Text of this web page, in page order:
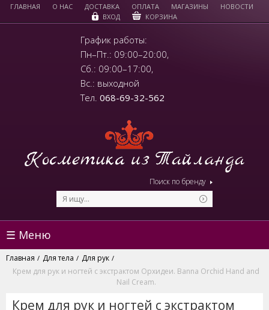
ГЛАВНАЯ О НАС ДОСТАВКА ОПЛАТА МАГАЗИНЫ
НОВОСТИ
ВХОД
КОРЗИНА
График работы:
Пн–Пт.: 09:00–20:00,
Сб.: 09:00–17:00,
Вс.: выходной
Тел. 068-69-32-562
Поиск по бренду
☰ Меню
Главная / Для тела / Для рук /
Крем для рук и ногтей с экстрактом Орхидеи. Banna Orchid Hand and
Nail Cream.
Крем для рук и ногтей с экстрактом